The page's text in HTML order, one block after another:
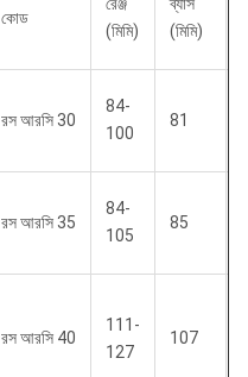
কোড
(মিমি)
(মিমি)
রস আরসি 30
84-
100
81
রস আরসি 35
84-
105
85
রস আরসি 40
111-
127
107